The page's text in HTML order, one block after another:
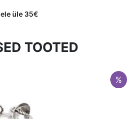
üle 35€
TOOTED
%